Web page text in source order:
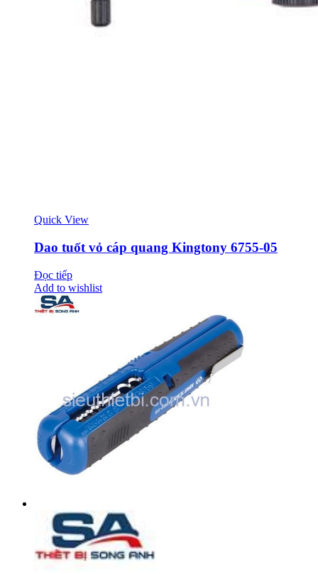
Quick View
Dao tuốt vỏ cáp quang Kingtony 6755-05
Đọc tiếp
Add to wishlist